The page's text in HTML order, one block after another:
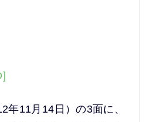
年11月14日）の3面に、